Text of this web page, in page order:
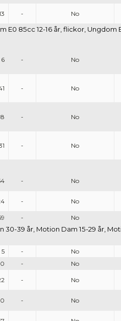
- No
E0 85cc 12-16 år, flickor, Ungdom
6 - No
- No
8 - No
- No
- No
- No
- No
30-39 år, Motion Dam 15-29 år,
5 - No
- No
- No
- No